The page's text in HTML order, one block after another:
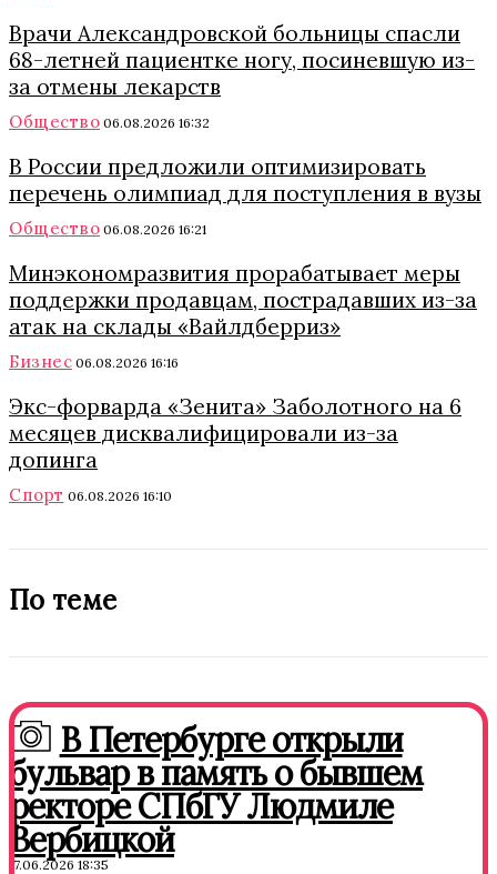
Врачи Александровской больницы спасли
68-летней пациентке ногу, посиневшую из-
за отмены лекарств
Общество 06.08.2026 16:32
В России предложили оптимизировать
перечень олимпиад для поступления в вузы
Общество 06.08.2026 16:21
Минэкономразвития прорабатывает меры
поддержки продавцам, пострадавших из-за
атак на склады «Вайлдберриз»
Бизнес 06.08.2026 16:16
Экс-форварда «Зенита» Заболотного на 6
месяцев дисквалифицировали из-за
допинга
Спорт 06.08.2026 16:10
По теме
В Петербурге открыли
бульвар в память о бывшем
ректоре СПбГУ Людмиле
Вербицкой
17.06.2026 18:35